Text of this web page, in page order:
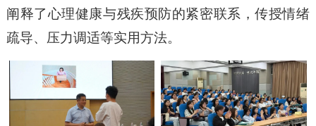
阐释了心理健康与残疾预防的紧密联系，传授情绪
疏导、压力调适等实用方法。